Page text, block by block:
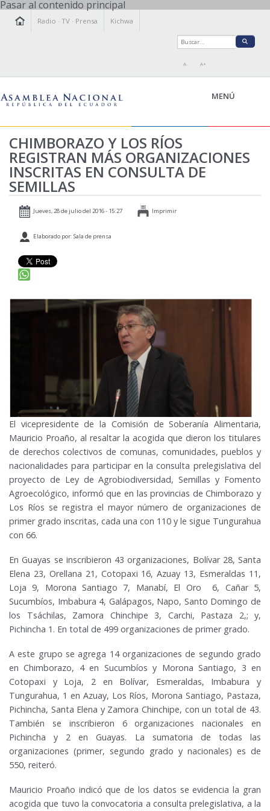
Pasar al contenido principal
Radio ·TV · Prensa Kichwa
A- A+
MENÚ
LA ASAMBLEA
LEGISLAMOS
FISCALIZAMOS
TRANSPARENCIA
PARTICIPACIÓN
RELACIONES INTERNACIONALES
AGENDA
CHIMBORAZO Y LOS RÍOS
REGISTRAN MÁS ORGANIZACIONES
INSCRITAS EN CONSULTA DE
SEMILLAS
Jueves, 28 de julio del 2016 - 15:27 Imprimir
Elaborado por: Sala de prensa
El vicepresidente de la Comisión de Soberanía Alimentaria,
Mauricio Proaño, al resaltar la acogida que dieron los titulares
de derechos colectivos de comunas, comunidades, pueblos y
nacionalidades para participar en la consulta prelegislativa del
proyecto de Ley de Agrobiodiversidad, Semillas y Fomento
Agroecológico, informó que en las provincias de Chimborazo y
Los Ríos se registra el mayor número de organizaciones de
primer grado inscritas, cada una con 110 y le sigue Tungurahua
con 66.
En Guayas se inscribieron 43 organizaciones, Bolívar 28, Santa
Elena 23, Orellana 21, Cotopaxi 16, Azuay 13, Esmeraldas 11,
Loja 9, Morona Santiago 7, Manabí, El Oro 6, Cañar 5,
Sucumbíos, Imbabura 4, Galápagos, Napo, Santo Domingo de
los Tsáchilas, Zamora Chinchipe 3, Carchi, Pastaza 2,; y,
Pichincha 1. En total de 499 organizaciones de primer grado.
A este grupo se agrega 14 organizaciones de segundo grado
en Chimborazo, 4 en Sucumbíos y Morona Santiago, 3 en
Cotopaxi y Loja, 2 en Bolívar, Esmeraldas, Imbabura y
Tungurahua, 1 en Azuay, Los Ríos, Morona Santiago, Pastaza,
Pichincha, Santa Elena y Zamora Chinchipe, con un total de 43.
También se inscribieron 6 organizaciones nacionales en
Pichincha y 2 en Guayas. La sumatoria de todas las
organizaciones (primer, segundo grado y nacionales) es de
550, reiteró.
Mauricio Proaño indicó que de los datos se evidencia la gran
acogida que tuvo la convocatoria a consulta prelegislativa, a la